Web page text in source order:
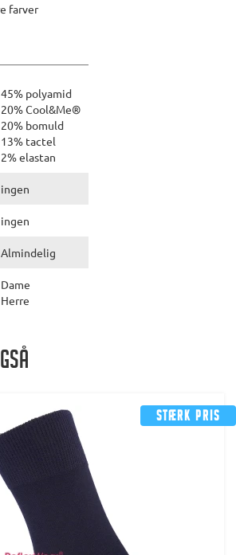
farver
45% polyamid
20% Cool&Me®
20% bomuld
13% tactel
2% elastan
ingen
ingen
Almindelig
Dame
Herre
Stærk pris